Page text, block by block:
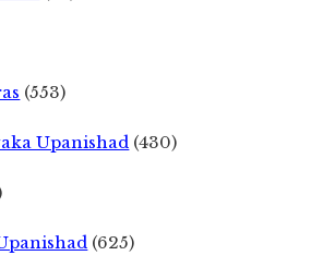
(553)
Upanishad (430)
(625)